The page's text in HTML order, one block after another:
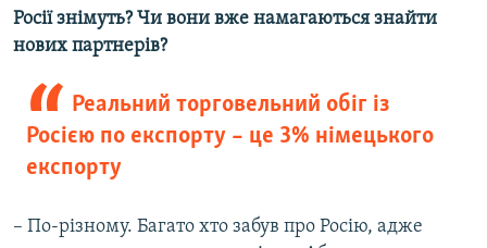
Росії знімуть? Чи вони вже намагаються знайти
нових партнерів?
Реальний торговельний обіг із
Росією по експорту – це 3% німецького
експорту
– По-різному. Багато хто забув про Росію, адже